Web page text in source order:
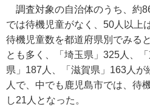
調査対象の自治体のうち、約
では待機児童がなく、50人以上
待機児童数を都道府県別でみる
とも多く、「埼玉県」325人、
県」187人、「滋賀県」163人
人で、中でも鹿児島市では、待
し21人となった。